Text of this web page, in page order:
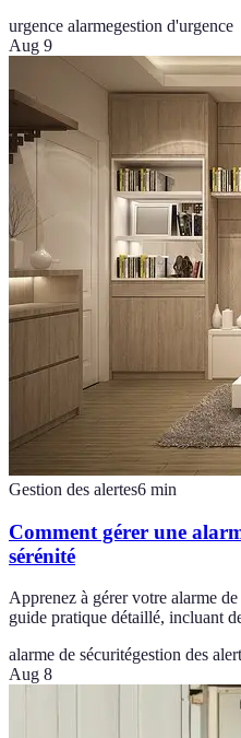
urgence alarmegestion d'urgence
Aug 9
Gestion des alertes6 min
Comment gérer une
sérénité
Apprenez à gérer votre alarme
guide pratique détaillé, incluant
alarme de sécuritégestion des
Aug 8